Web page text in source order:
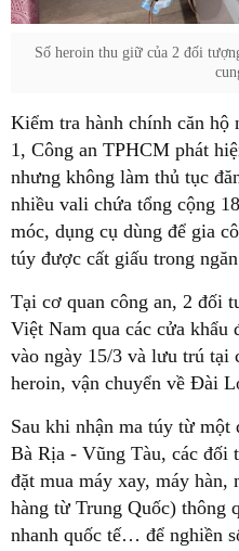
Số heroin thu giữ của 2 đối
Kiểm tra hành chính căn hộ
1, Công an TPHCM phát
nhưng không làm thủ tục
nhiều vali chứa tổng cộng
móc, dụng cụ dùng để gia
túy được cất giấu trong
Tại cơ quan công an, 2 đối
Việt Nam qua các cửa
vào ngày 15/3 và lưu trú tại
heroin, vận chuyển về Đài
Sau khi nhận ma túy từ
Bà Rịa - Vũng Tàu, các đối
đặt mua máy xay, máy hàn,
hàng từ Trung Quốc) thông
nhanh quốc tế… để nghiền